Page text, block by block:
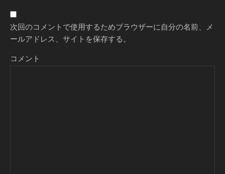
次回のコメントで使用するためブラウザーに自分の名前、メ
ールアドレス、サイトを保存する。
コメント